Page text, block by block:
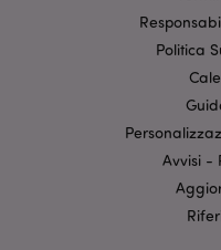
Politica
Avvisi -
internet non può
senza i cookie